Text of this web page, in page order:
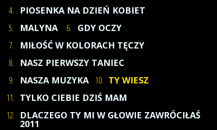
4.
PIOSENKA NA DZIEŃ KOBIET
5.
MALYNA 6.
GDY OCZY
7.
MIŁOŚĆ W KOLORACH TĘCZY
8.
NASZ PIERWSZY TANIEC
9.
NASZA MUZYKA 10. TY WIESZ
11. TYLKO CIEBIE DZIŚ MAM
12. DLACZEGO TY MI W GŁOWIE ZAWRÓCIŁAŚ
2011